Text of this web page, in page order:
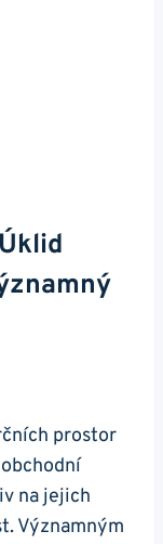
prostor
na jejich
Významným